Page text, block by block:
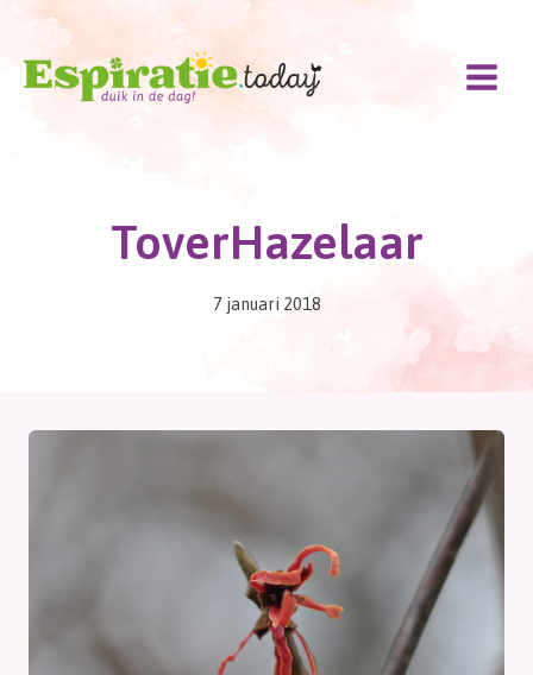
Doorgaan
inhoud
ToverHazelaar
7 januari 2018